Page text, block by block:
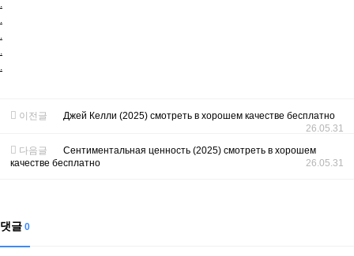
이전글
Джей Келли (2025) смотреть в хорошем качестве бесплатно
26.05.31
다음글
Сентиментальная ценность (2025) смотреть в хорошем
качестве бесплатно
26.05.31
댓글 0